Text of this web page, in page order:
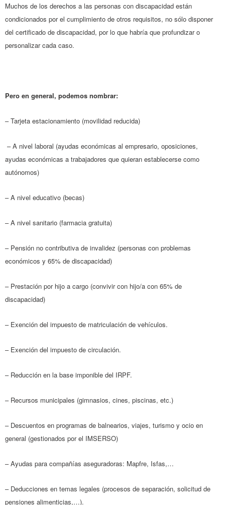
Muchos de los derechos a las personas con discapacidad están
condicionados por el cumplimiento de otros requisitos, no sólo disponer
del certificado de discapacidad, por lo que habría que profundizar o
personalizar cada caso.
Pero en general, podemos nombrar:
– Tarjeta estacionamiento (movilidad reducida)
– A nivel laboral (ayudas económicas al empresario, oposiciones,
ayudas económicas a trabajadores que quieran establecerse como
autónomos)
– A nivel educativo (becas)
– A nivel sanitario (farmacia gratuita)
– Pensión no contributiva de invalidez (personas con problemas
económicos y 65% de discapacidad)
– Prestación por hijo a cargo (convivir con hijo/a con 65% de
discapacidad)
– Exención del impuesto de matriculación de vehículos.
– Exención del impuesto de circulación.
– Reducción en la base imponible del IRPF.
– Recursos municipales (gimnasios, cines, piscinas, etc.)
– Descuentos en programas de balnearios, viajes, turismo y ocio en
general (gestionados por el IMSERSO)
– Ayudas para compañías aseguradoras: Mapfre, Isfas,…
– Deducciones en temas legales (procesos de separación, solicitud de
pensiones alimenticias,…).